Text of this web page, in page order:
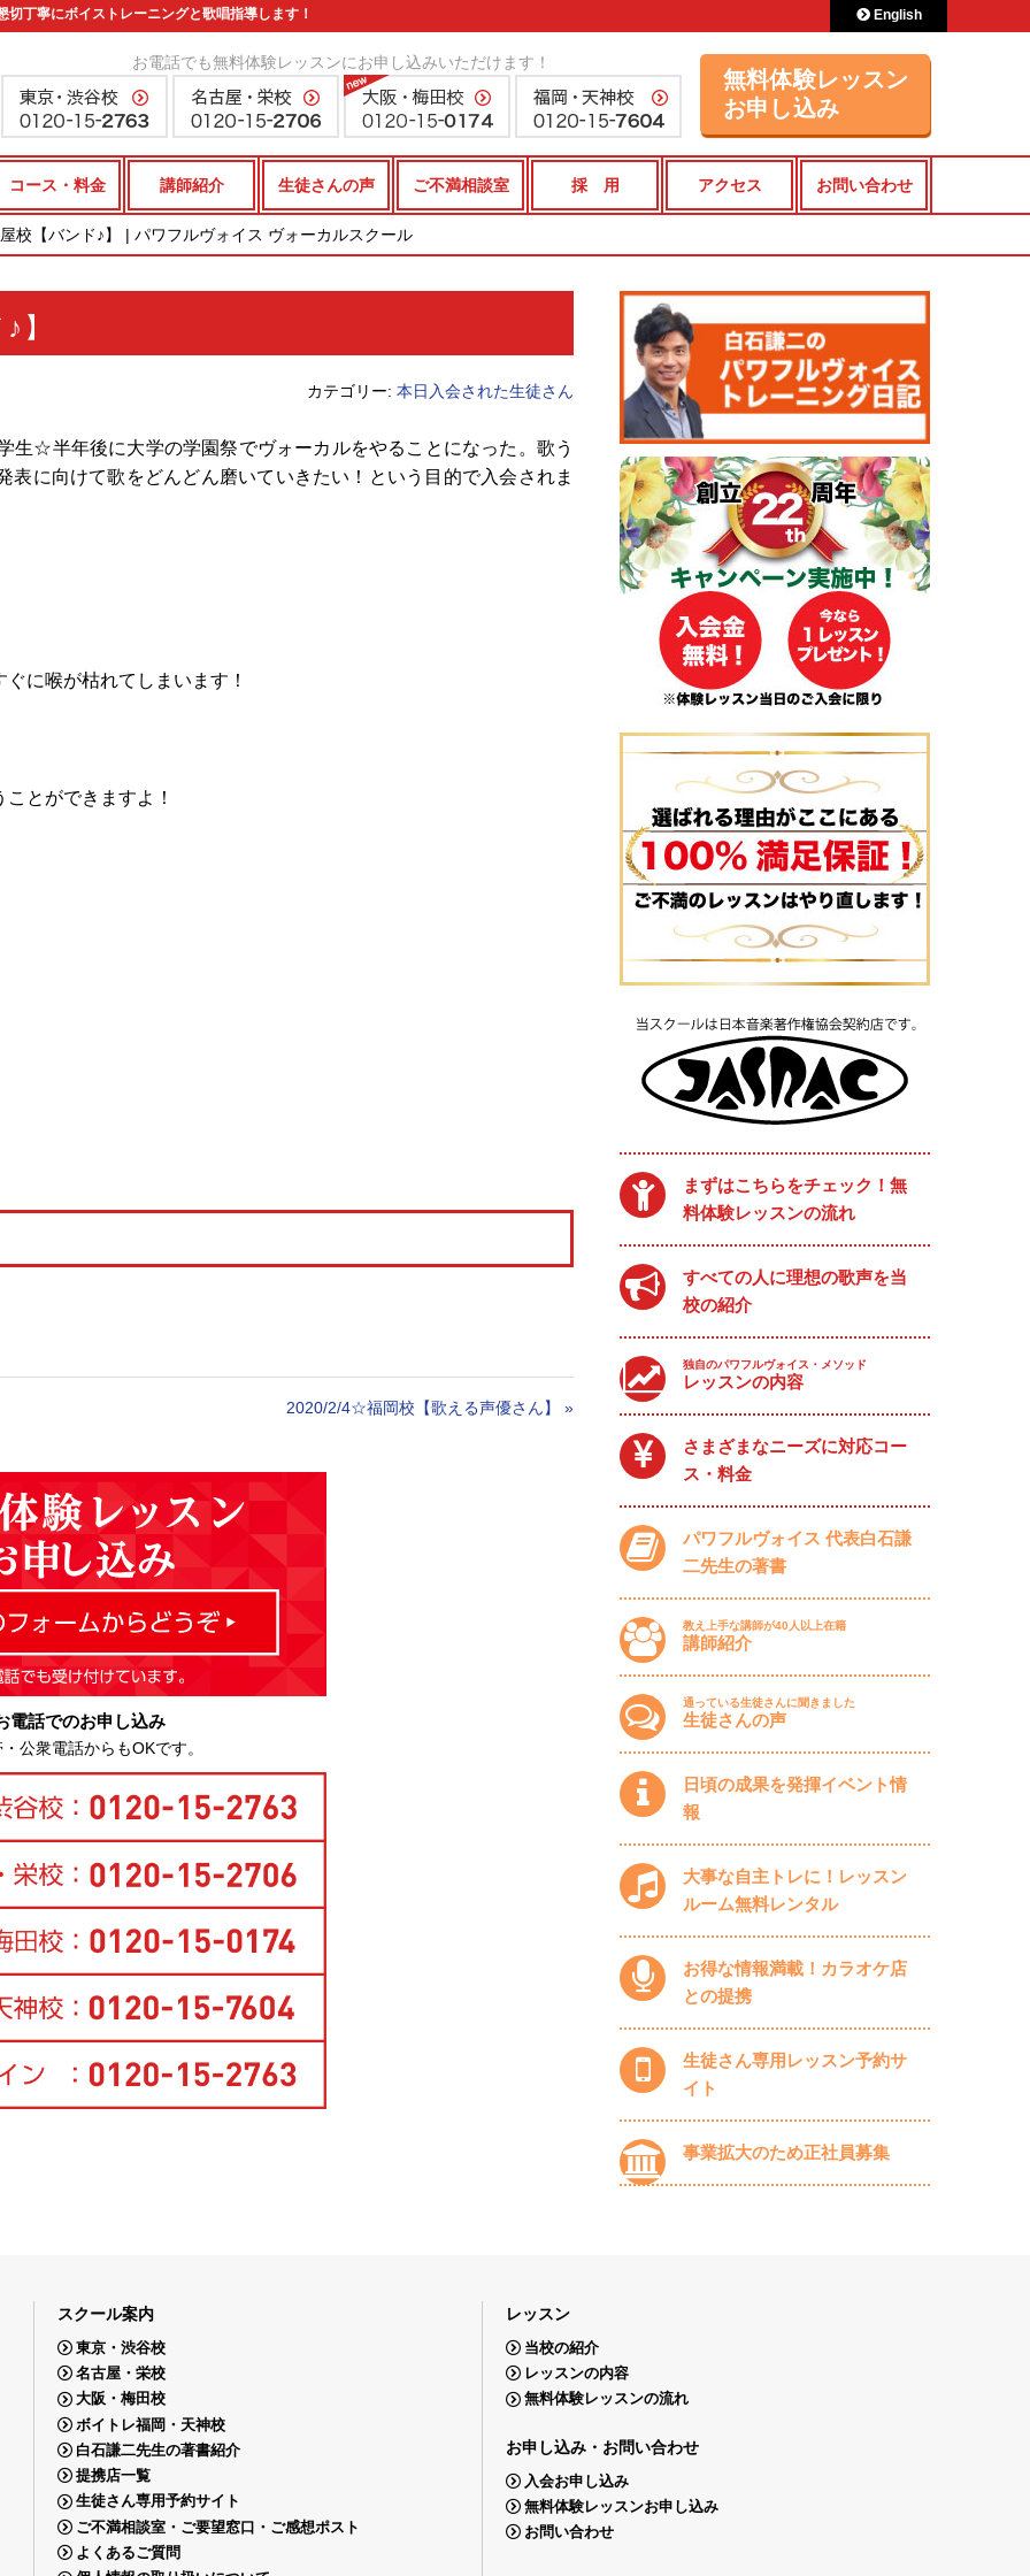
丁寧にボイストレーニングと歌唱指導します！
お電話でも無料体験レッスンにお申し込みいただけます！
無料体験レッスン
お申し込み
English
コース・料金 講師紹介 生徒さんの声 ご不満相談室 採 用 アクセス お問い合わせ
校【バンド♪】 | パワフルヴォイス ヴォーカルスクール
】
カテゴリー: 本日入会された生徒さん
生☆半年後に大学の学園祭でヴォーカルをやることになった。歌う
に向けて歌をどんどん磨いていきたい！という目的で入会されま
に喉が枯れてしまいます！
とができますよ！
2020/2/4☆福岡校【歌える声優さん】 »
電話でのお申し込み
公衆電話からもOKです。
まずはこちらをチェック！無
料体験レッスンの流れ
すべての人に理想の歌声を当
校の紹介
独自のパワフルヴォイス・メソッド
レッスンの内容
さまざまなニーズに対応コー
ス・料金
パワフルヴォイス 代表白石謙
二先生の著書
教え上手な講師が40人以上在籍
講師紹介
通っている生徒さんに聞きました
生徒さんの声
日頃の成果を発揮イベント情
報
大事な自主トレに！レッスン
ルーム無料レンタル
お得な情報満載！カラオケ店
との提携
生徒さん専用レッスン予約サ
イト
事業拡大のため正社員募集
スクール案内
東京・渋谷校
名古屋・栄校
大阪・梅田校
ボイトレ福岡・天神校
白石謙二先生の著書紹介
提携店一覧
生徒さん専用予約サイト
ご不満相談室・ご要望窓口・ご感想ポスト
よくあるご質問
レッスン
当校の紹介
レッスンの内容
無料体験レッスンの流れ
お申し込み・お問い合わせ
入会お申し込み
無料体験レッスンお申し込み
お問い合わせ